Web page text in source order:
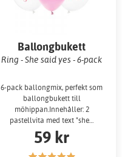
Ballongbukett
Ring - She said yes - 6-pack
6-pack ballongmix, perfekt som
ballongbukett till
möhippan.Innehåller: 2
pastellvita med text "she…
59 kr